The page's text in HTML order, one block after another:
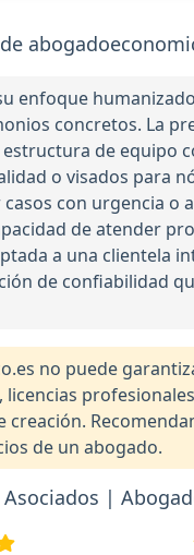
enfoque
concretos. La
de equipo
o visados para
casos con urgencia
de atender
a una clientela
de confiabilidad
no puede
licencias
creación.
de un abogado.
|